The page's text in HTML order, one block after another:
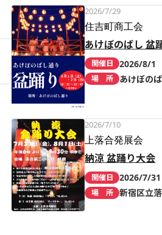
2026/7/29
住吉町商工会
あけぼのばし 盆
開催日 2026/8/1
場 所 あけぼの
2026/7/10
上落合発展会
納涼 盆踊り大会
開催日 2026/7/31
場 所 新宿区立